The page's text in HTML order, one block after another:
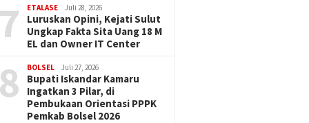
ETALASE Juli 28, 2026
Luruskan Opini, Kejati Sulut
Ungkap Fakta Sita Uang 18 M
EL dan Owner IT Center
BOLSEL Juli 27, 2026
Bupati Iskandar Kamaru
Ingatkan 3 Pilar, di
Pembukaan Orientasi PPPK
Pemkab Bolsel 2026